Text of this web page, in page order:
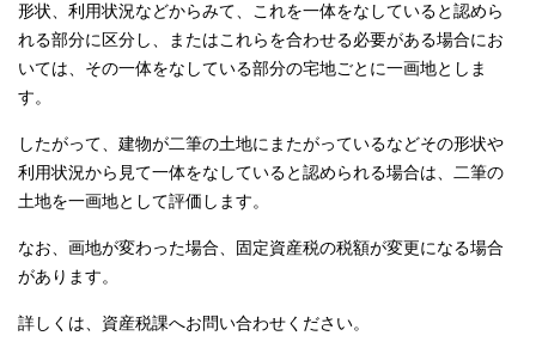
形状、利用状況などからみて、これを一体をなしていると認めら
れる部分に区分し、またはこれらを合わせる必要がある場合にお
いては、その一体をなしている部分の宅地ごとに一画地としま
す。
したがって、建物が二筆の土地にまたがっているなどその形状や
利用状況から見て一体をなしていると認められる場合は、二筆の
土地を一画地として評価します。
なお、画地が変わった場合、固定資産税の税額が変更になる場合
があります。
詳しくは、資産税課へお問い合わせください。